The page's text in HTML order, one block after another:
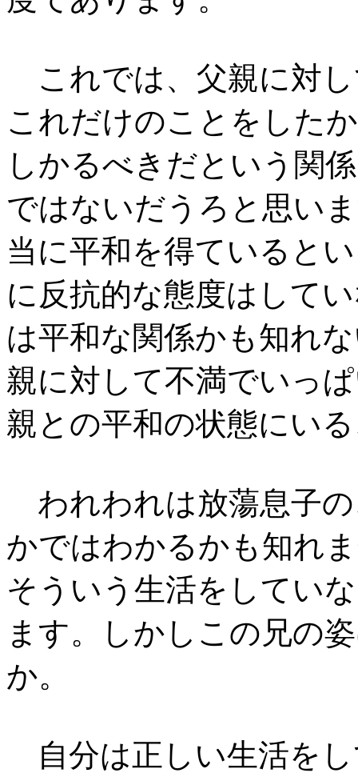
これでは、父親に対
これだけのことをした
しかるべきだという関
ではないだうろと思い
当に平和を得ていると
に反抗的な態度はして
は平和な関係かも知れ
親に対して不満でいっ
親との平和の状態にい
われわれは放蕩息子
かではわかるかも知れ
そういう生活をしてい
ます。しかしこの兄の
か。
自分は正しい生活を